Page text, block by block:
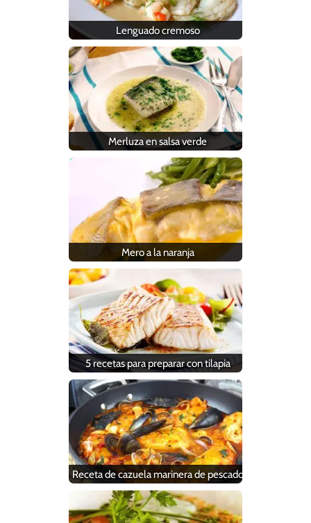
Lenguado cremoso
Merluza en salsa verde
Mero a la naranja
5 recetas para preparar con tilapia
Receta de cazuela marinera de pescado